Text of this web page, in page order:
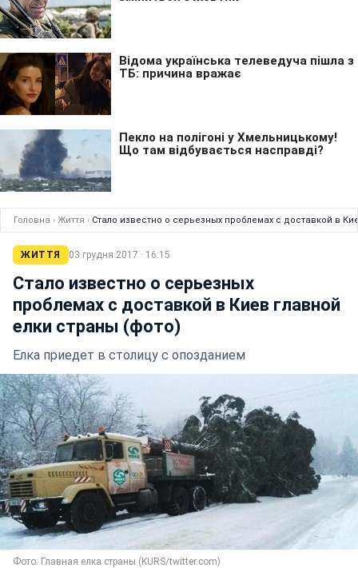
Головна › Життя › Стало известно о серьезных проблемах с доставкой в
ЖИТТЯ 03 грудня 2017 · 16:15
Стало известно о серьезных
проблемах с доставкой в Киев главной
елки страны (фото)
Елка приедет в столицу с опозданием
Фото: Главная елка страны (KURS/twitter.com)